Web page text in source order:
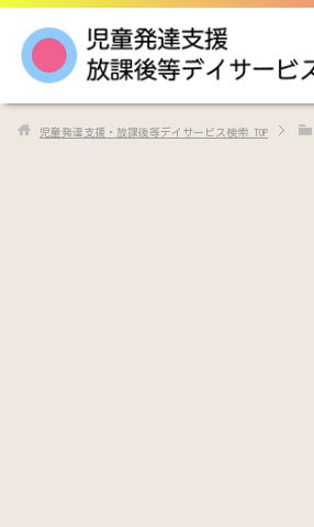
児童発達支援・放課後等デイサービス検索 TOP